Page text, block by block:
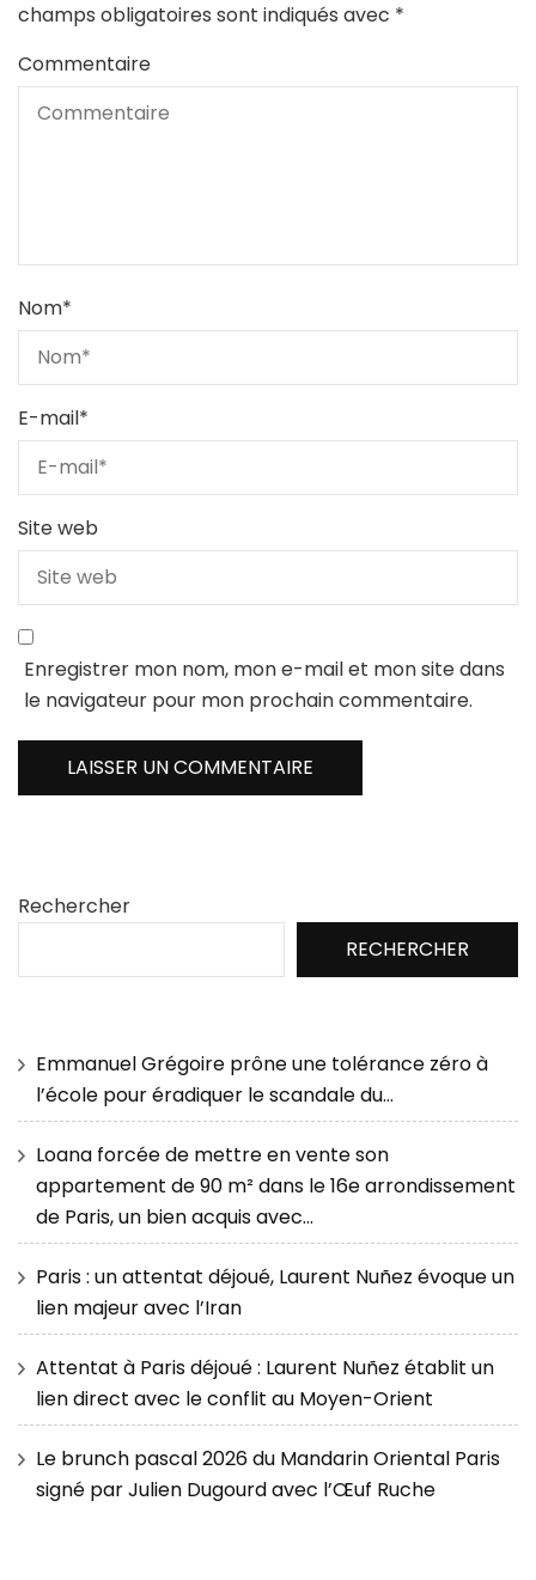
champs obligatoires sont indiqués avec *
Commentaire
Nom*
E-mail*
Site web
Enregistrer mon nom, mon e-mail et mon site dans
le navigateur pour mon prochain commentaire.
Rechercher
RECHERCHER
Emmanuel Grégoire prône une tolérance zéro à
l’école pour éradiquer le scandale du…
Loana forcée de mettre en vente son
appartement de 90 m² dans le 16e arrondissement
de Paris, un bien acquis avec…
Paris : un attentat déjoué, Laurent Nuñez évoque un
lien majeur avec l’Iran
Attentat à Paris déjoué : Laurent Nuñez établit un
lien direct avec le conflit au Moyen-Orient
Le brunch pascal 2026 du Mandarin Oriental Paris
signé par Julien Dugourd avec l’Œuf Ruche